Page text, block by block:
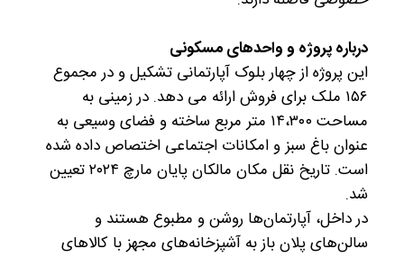
درباره پروژه و واحدهای مسکونی
این پروژه از چهار بلوک آپارتمانی تشکیل و در مجموع
۱۵۶ ملک برای فروش ارائه می دهد. در زمینی به
مساحت ۱۴،۳۰۰ متر مربع ساخته و فضای وسیعی به
عنوان باغ سبز و امکانات اجتماعی اختصاص داده شده
است. تاریخ نقل مکان مالکان پایان مارچ ۲۰۲۴ تعیین
شد.
در داخل، آپارتمان‌ها روشن و مطبوع هستند و
سالن‌های پلان باز به آشپزخانه‌های مجهز با کالاهای